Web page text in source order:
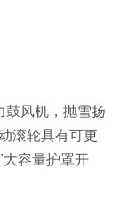
鼓风机，抛雪扬
滚轮具有可更
容量护罩开